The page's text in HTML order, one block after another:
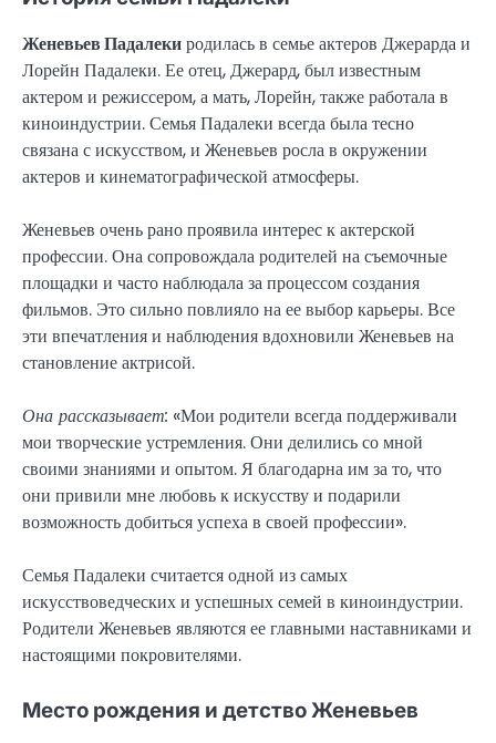
Женевьев Падалекиродилась в семье актеров Джерарда и
Лорейн Падалеки. Ее отец, Джерард, был известным
актером и режиссером, а мать, Лорейн, также работала в
киноиндустрии. Семья Падалеки всегда была тесно
связана с искусством, и Женевьев росла в окружении
актеров и кинематографической атмосферы.
Женевьев очень рано проявила интерес к актерской
профессии. Она сопровождала родителей на съемочные
площадки и часто наблюдала за процессом создания
фильмов. Это сильно повлияло на ее выбор карьеры. Все
эти впечатления и наблюдения вдохновили Женевьев на
становление актрисой.
Она рассказывает: «Мои родители всегда поддерживали
мои творческие устремления. Они делились со мной
своими знаниями и опытом. Я благодарна им за то, что
они привили мне любовь к искусству и подарили
возможность добиться успеха в своей профессии».
Семья Падалеки считается одной из самых
искусствоведческих и успешных семей в киноиндустрии.
Родители Женевьев являются ее главными наставниками и
настоящими покровителями.
Место рождения и детство Женевьев